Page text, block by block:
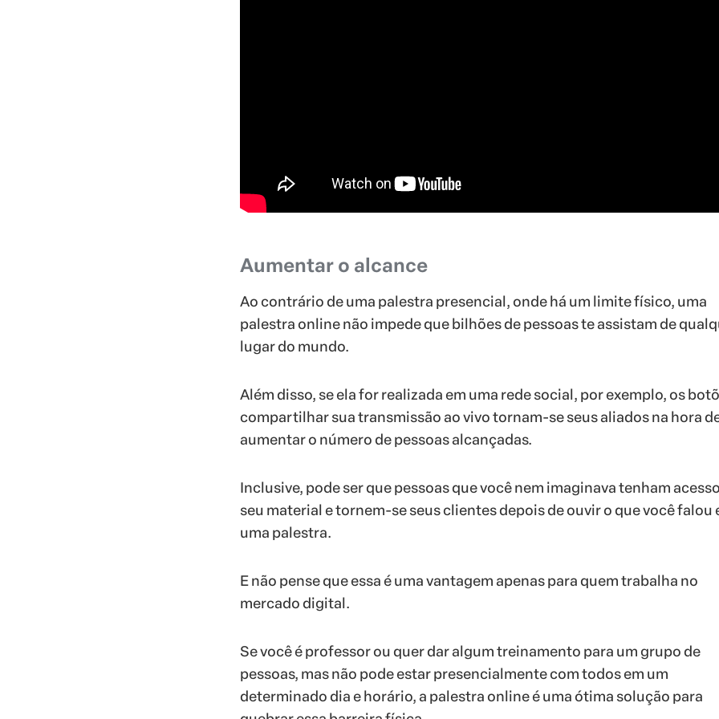
Aumentar o alcance
Ao contrário de uma palestra presencial, onde há um limite físico, uma
palestra online não impede que bilhões de pessoas te assistam de
lugar do mundo.
Além disso, se ela for realizada em uma rede social, por exemplo, os
compartilhar sua transmissão ao vivo tornam-se seus aliados na hora
aumentar o número de pessoas alcançadas.
Inclusive, pode ser que pessoas que você nem imaginava tenham
seu material e tornem-se seus clientes depois de ouvir o que você falou
uma palestra.
E não pense que essa é uma vantagem apenas para quem trabalha no
mercado digital.
Se você é professor ou quer dar algum treinamento para um grupo de
pessoas, mas não pode estar presencialmente com todos em um
determinado dia e horário, a palestra online é uma ótima solução para